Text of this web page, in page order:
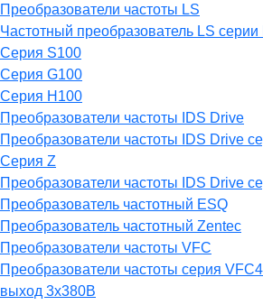
Преобразователи частоты LS
Частотный преобразователь LS серии
Серия S100
Серия G100
Серия H100
Преобразователи частоты IDS Drive
Преобразователи частоты IDS Drive
Серия Z
Преобразователи частоты IDS Drive
Преобразователь частотный ESQ
Преобразователь частотный Zentec
Преобразователи частоты VFC
Преобразователи частоты серия
выход 3х380В